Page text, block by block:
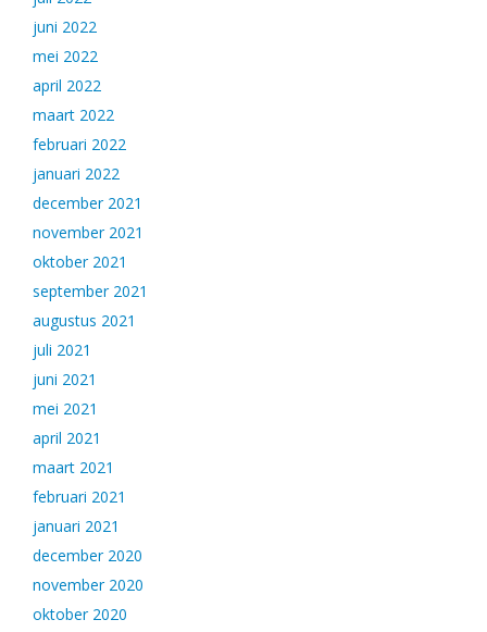
juni 2022
mei 2022
april 2022
maart 2022
februari 2022
januari 2022
december 2021
november 2021
oktober 2021
september 2021
augustus 2021
juli 2021
juni 2021
mei 2021
april 2021
maart 2021
februari 2021
januari 2021
december 2020
november 2020
oktober 2020